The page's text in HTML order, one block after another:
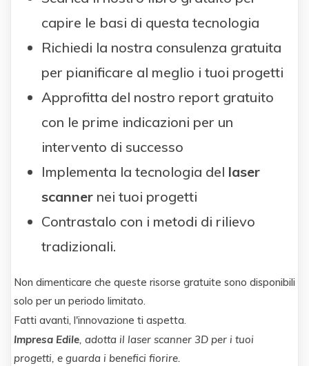
capire le basi di questa tecnologia
Richiedi la nostra consulenza gratuita
per pianificare al meglio i tuoi progetti
Approfitta del nostro report gratuito
con le prime indicazioni per un
intervento di successo
Implementa la tecnologia del laser
scanner nei tuoi progetti
Contrastalo con i metodi di rilievo
tradizionali.
Non dimenticare che queste risorse gratuite sono disponibili
solo per un periodo limitato.
Fatti avanti, l'innovazione ti aspetta.
Impresa Edile, adotta il laser scanner 3D per i tuoi
progetti, e guarda i benefici fiorire.